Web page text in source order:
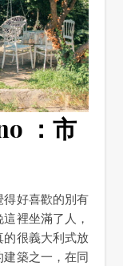
：市
得好喜歡的別有
裡坐滿了人，
很義大利式放
築之一，在同